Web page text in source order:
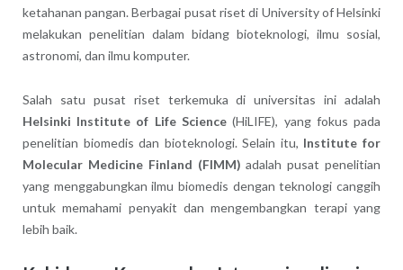
ketahanan pangan. Berbagai pusat riset di University of Helsinki
melakukan penelitian dalam bidang bioteknologi, ilmu sosial,
astronomi, dan ilmu komputer.
Salah satu pusat riset terkemuka di universitas ini adalah
Helsinki Institute of Life Science (HiLIFE), yang fokus pada
penelitian biomedis dan bioteknologi. Selain itu, Institute for
Molecular Medicine Finland (FIMM) adalah pusat penelitian
yang menggabungkan ilmu biomedis dengan teknologi canggih
untuk memahami penyakit dan mengembangkan terapi yang
lebih baik.